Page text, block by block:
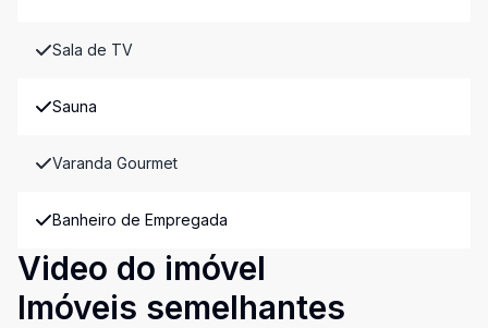
Sala de TV
Sauna
Varanda Gourmet
Banheiro de Empregada
Video do imóvel
Imóveis semelhantes